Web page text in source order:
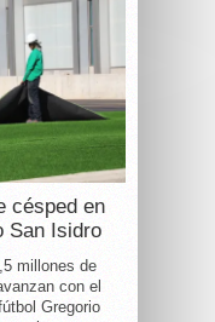
césped en
San Isidro
millones de
con el
Gregorio